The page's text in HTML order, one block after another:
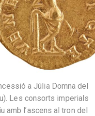
a Júlia Domna del
Les consorts imperials
amb l’ascens al tron del